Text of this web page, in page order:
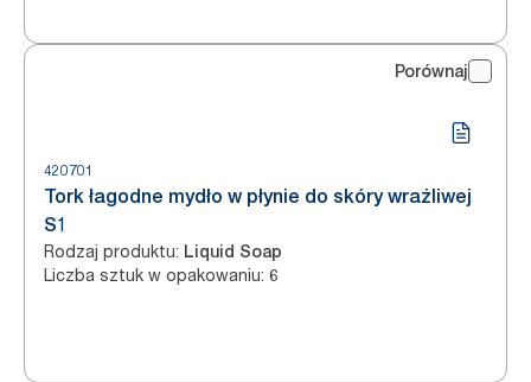
Porównaj
420701
Tork łagodne mydło w płynie do skóry wrażliwej
S1
Rodzaj produktu: Liquid Soap
Liczba sztuk w opakowaniu: 6